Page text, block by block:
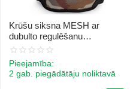
Krūšu siksna MESH ar
dubulto regulēšanu
Kamuflāža XS
Pieejamība:
2 gab. piegādātāju noliktavā